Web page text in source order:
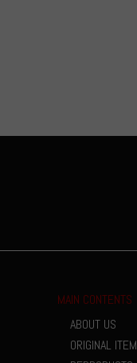
MAIN CONTENTS
ABOUT US
ORIGINAL ITEM